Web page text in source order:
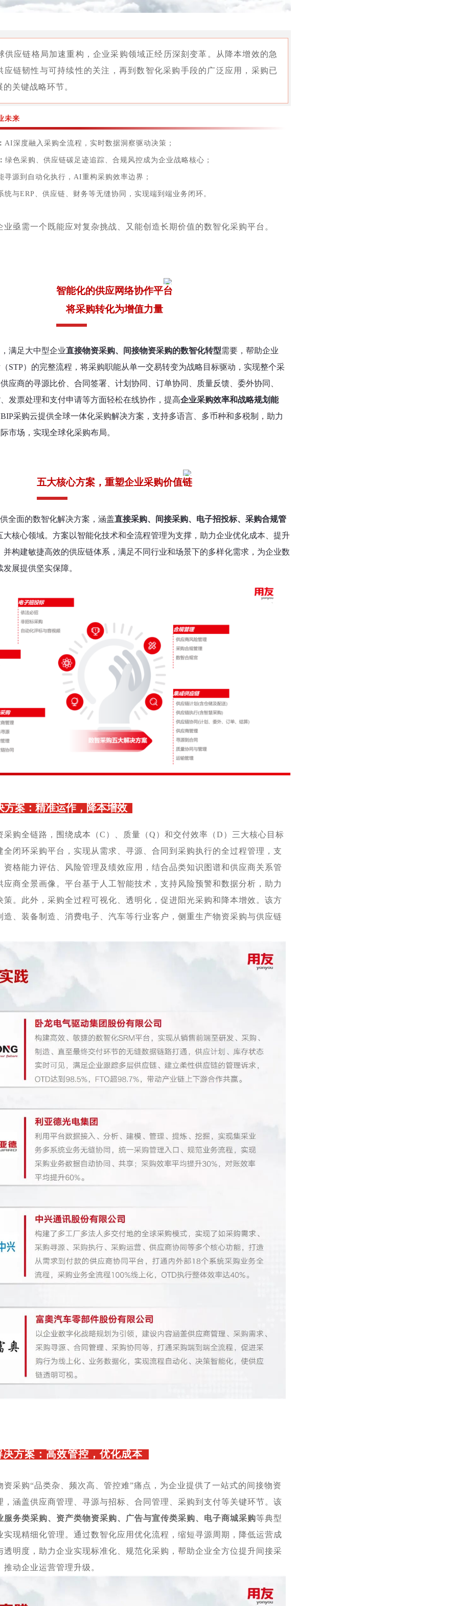
供应链格局加速重构，企业采购领域正经历深刻变革。从降本增效的急
应链韧性与可持续性的关注，再到数智化采购手段的广泛应用，采购已
关键战略环节。
未来
AI深度融入采购全流程，实时数据洞察驱动决策；
绿色采购、供应链碳足迹追踪、合规风控成为企业战略核心；
寻源到自动化执行，AI重构采购效率边界；
统与ERP、供应链、财务等无缝协同，实现端到端业务闭环。
业亟需一个既能应对复杂挑战、又能创造长期价值的数智化采购平台。
智能化的供应网络协作平台
将采购转化为增值力量
满足大中型企业直接物资采购、间接物资采购的数智化转型需要，帮助企业
STP）的完整流程，将采购职能从单一交易转变为战略目标驱动，实现整个采
应商的寻源比价、合同签署、计划协同、订单协同、质量反馈、委外协同、
发票处理和支付申请等方面轻松在线协作，提高企业采购效率和战略规划能
采购云提供全球一体化采购解决方案，支持多语言、多币种和多税制，助力
市场，实现全球化采购布局。
五大核心方案，重塑企业采购价值链
全面的数智化解决方案，涵盖直接采购、间接采购、电子招投标、采购合规管
大核心领域。方案以智能化技术和全流程管理为支撑，助力企业优化成本、提升
并构建敏捷高效的供应链体系，满足不同行业和场景下的多样化需求，为企业数
展提供坚实保障。
案：精准运作，降本增效
采购全链路，围绕成本（C）、质量（Q）和交付效率（D）三大核心目标
全闭环采购平台，实现从需求、寻源、合同到采购执行的全过程管理，支
资格能力评估、风险管理及绩效应用，结合品类知识图谱和供应商关系管
应商全景画像。平台基于人工智能技术，支持风险预警和数据分析，助力
策。此外，采购全过程可视化、透明化，促进阳光采购和降本增效。该方
造、装备制造、消费电子、汽车等行业客户，侧重生产物资采购与供应链
方案：高效管控 ，优化成本
资采购“品类杂、频次高、管控难”痛点，为企业提供了一站式的间接物资
，涵盖供应商管理、寻源与招标、合同管理、采购到支付等关键环节。该
服务类采购、资产类物资采购、广告与宣传类采购、电子商城采购等典型
实现精细化管理。通过数智化应用优化流程，缩短寻源周期，降低运营成
透明度，助力企业实现标准化、规范化采购，帮助企业全方位提升间接采
动企业运营管理升级。